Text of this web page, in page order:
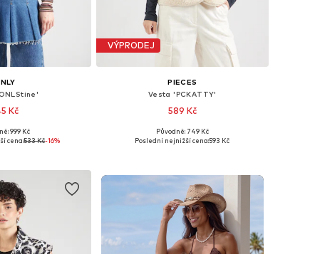
Kč
XS, S, M, XL
999 Kč
cena:533 Kč-16%
VÝPRODEJ
PIECES
Vesta 'PCKATTY'
589 Kč
+8
Dostupné velikosti: XS, S, M, L, XL, XXL
Původně: 749 Kč
Poslední nejnižší cena:593 Kč